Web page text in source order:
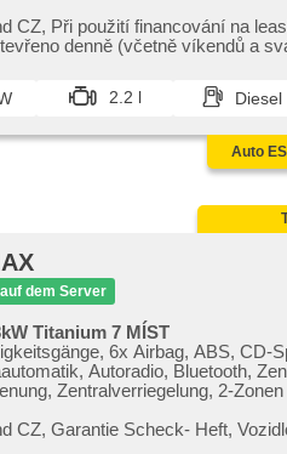
beheizte Frontscheibe,
mit Funkfernbedienung,
(ASR),
brzda,
CZ,​ Při použití financování na
denně (včetně víkendů a
2.2 l Diesel
Auto
dem Server
Titanium 7 MÍST
6x Airbag, ABS, CD-
Autoradio, Bluetooth,
Zentralverriegelung, 2-
Handgetriebe,
CZ,​ Garantie Scheck​- Heft,​